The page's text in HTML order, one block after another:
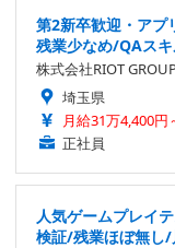
第2新卒歓迎・アプ
残業少なめ/QAスキ
株式会社RIOT
埼玉県
月給31万4,400円
正社員
人気ゲームプレイ
検証/残業ほぼ無し/